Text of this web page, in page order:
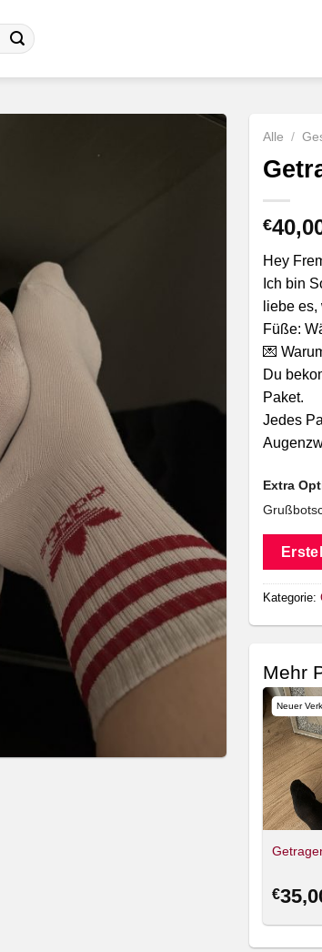
Alle /
€
Hey
Ich bin
liebe
Füße:
💌
Du
Paket.
Jedes
Extra
Kategorie:
Mehr
Neuer
€